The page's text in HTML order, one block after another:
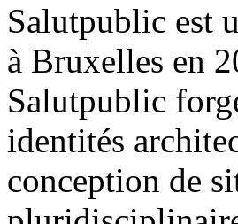
Salutpublic est
à Bruxelles en
Salutpublic
identités
conception de